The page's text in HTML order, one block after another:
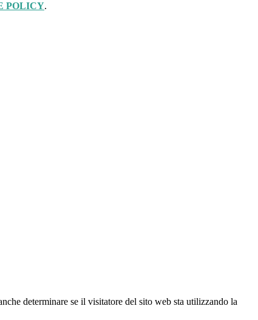
POLICY.
determinare se il visitatore del sito web sta utilizzando la